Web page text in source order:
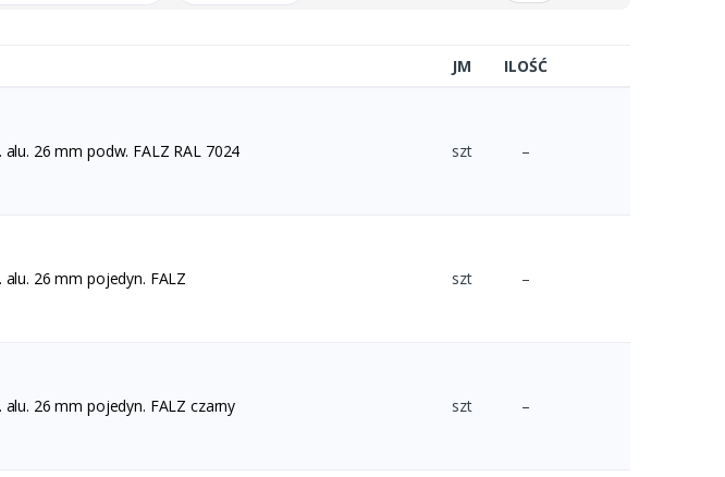
JM ILOŚĆ
26 mm podw. FALZ RAL 7024 szt –
26 mm pojedyn. FALZ szt –
26 mm pojedyn. FALZ czarny szt –